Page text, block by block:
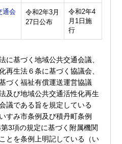
通会
令和2年3月
27日公布
令和2年4
月1日施
行
基づく地域公共交通会議、
再生法６条に基づく協議会、
づく福祉有償運送運営協議
及び地域公共交通活性化再生
議である旨を規定している
すみ市条例及び積丹町条例
3項の規定に基づく附属機関
とを条例上明記している（い